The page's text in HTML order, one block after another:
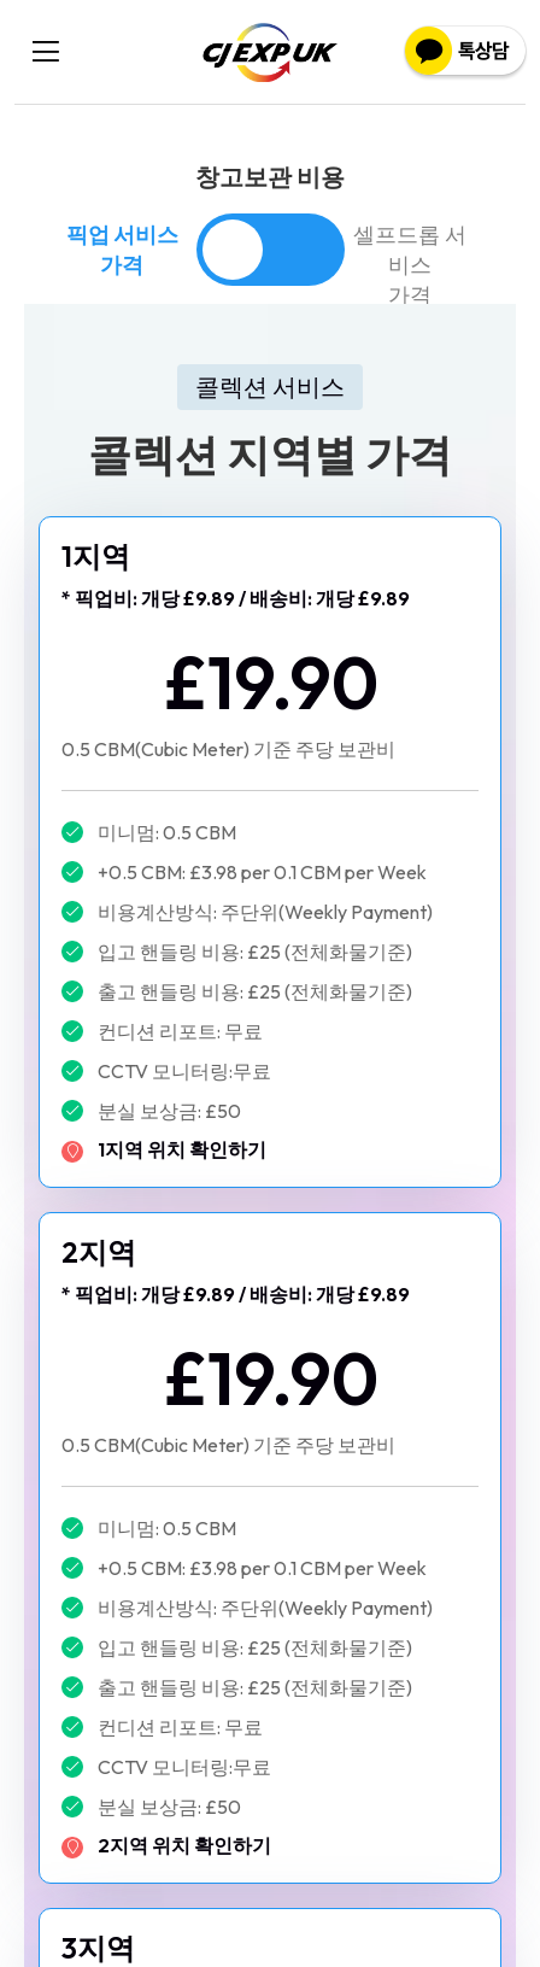
창고보관 비용
픽업 서비스
가격
셀프드롭 서
비스
가격
콜렉션 서비스
콜렉션 지역별 가격
1지역
* 픽업비: 개당 £9.89 / 배송비: 개당 £9.89
£19.90
0.5 CBM(Cubic Meter) 기준 주당 보관비
미니멈: 0.5 CBM
+0.5 CBM: £3.98 per 0.1 CBM per Week
비용계산방식: 주단위(Weekly Payment)
입고 핸들링 비용: £25 (전체화물기준)
출고 핸들링 비용: £25 (전체화물기준)
컨디션 리포트: 무료
CCTV 모니터링:무료
분실 보상금: £50
1지역 위치 확인하기
2지역
* 픽업비: 개당 £9.89 / 배송비: 개당 £9.89
£19.90
0.5 CBM(Cubic Meter) 기준 주당 보관비
미니멈: 0.5 CBM
+0.5 CBM: £3.98 per 0.1 CBM per Week
비용계산방식: 주단위(Weekly Payment)
입고 핸들링 비용: £25 (전체화물기준)
출고 핸들링 비용: £25 (전체화물기준)
컨디션 리포트: 무료
CCTV 모니터링:무료
분실 보상금: £50
2지역 위치 확인하기
3지역